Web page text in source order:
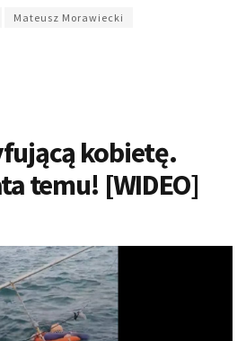
Mateusz Morawiecki
kobietę.
temu! [WIDEO]